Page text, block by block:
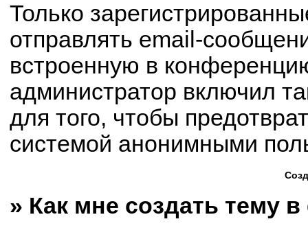
Только
отправлять email-
встроенную в
администратор включил
для того, чтобы
системой анонимными
» Как мне создать тему